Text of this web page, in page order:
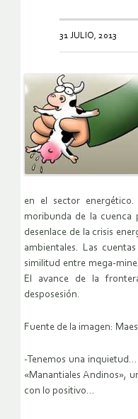
31 JULIO, 2013
en el sector
moribunda de la cuenca
desenlace de la crisis
ambientales. Las
similitud entre mega-
El avance de la
desposesión.
Fuente de la imagen:
-Tenemos una inquietud…
«Manantiales Andinos»,
con lo positivo…